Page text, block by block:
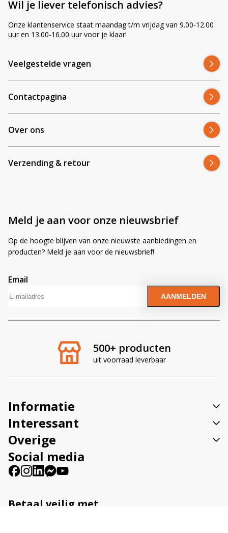
500+ producten
uit voorraad leverbaar
Wil je liever telefonisch advies?
Onze klantenservice staat maandag t/m vrijdag van 9.00-12.00
uur en 13.00-16.00 uur voor je klaar!
Veelgestelde vragen
Contactpagina
Over ons
Verzending & retour
Meld je aan voor onze nieuwsbrief
Op de hoogte blijven van onze nieuwste aanbiedingen en
producten? Meld je aan voor de nieuwsbrief!
Email
A
t
:
Informatie
Interessant
Overige
Social media
Betaal veilig met